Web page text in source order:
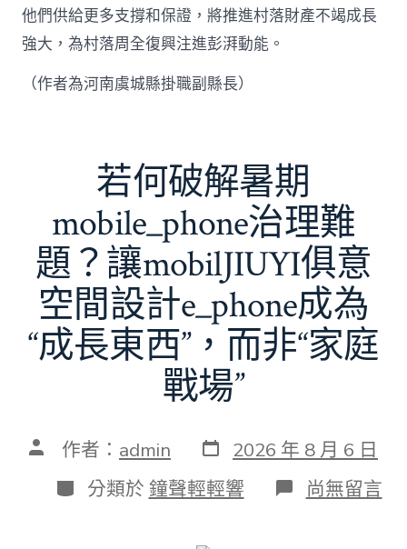
他們供給更多支撐和保證，將推進村落財產不竭成長
強大，為村落周全復興注進彭湃動能。
（作者為河南虞城縣掛職副縣長）
若何破解暑期
mobile_phone治理難
題？讓mobilJIUYI俱意
空間設計e_phone成為
“成長東西”，而非“家庭
戰場”
文 作者： admin 發
表
日
期
2026 年 8 月 6 日
分
類
分類於 鐘聲輕輕響 在
〈若
尚無留言